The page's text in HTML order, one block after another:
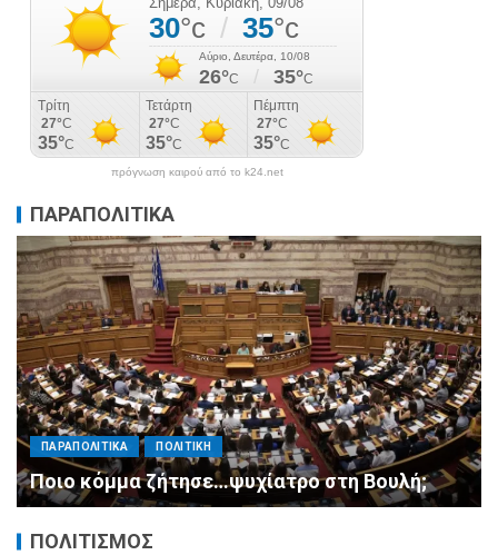
πρόγνωση καιρού από το k24.net
ΠΑΡΑΠΟΛΙΤΙΚΑ
ΠΑΡΑΠΟΛΙΤΙΚΑ ΠΟΛΙΤΙΚΗ
Μητσοτάκης σε υπουργούς: Ξεχάστε τον
ανασχηματισμό, πιάστε δουλειά με 4
αυστηρές εντολές
ΠΟΛΙΤΙΣΜΟΣ